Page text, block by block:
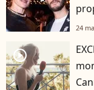
24
player2